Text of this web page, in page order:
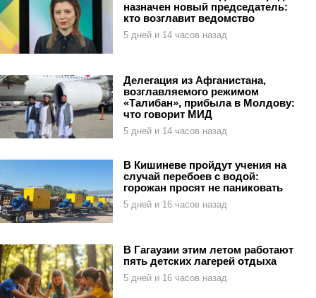
назначен новый председатель:
кто возглавит ведомство
5 дней и 14 часов назад
Делегация из Афганистана,
возглавляемого режимом
«Талибан», прибыла в Молдову:
что говорит МИД
5 дней и 14 часов назад
В Кишиневе пройдут учения на
случай перебоев с водой:
горожан просят не паниковать
5 дней и 16 часов назад
В Гагаузии этим летом работают
пять детских лагерей отдыха
5 дней и 16 часов назад